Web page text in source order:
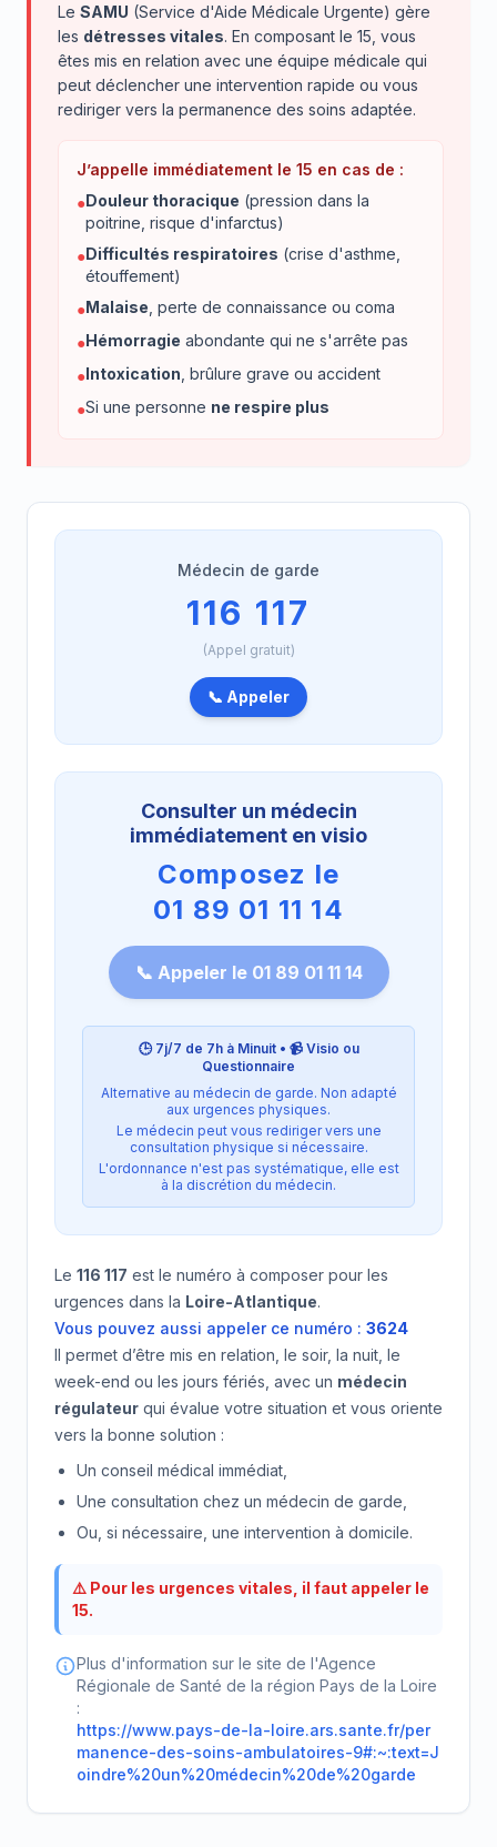
Le SAMU (Service d'Aide Médicale Urgente) gère
les détresses vitales. En composant le 15, vous
êtes mis en relation avec une équipe médicale qui
peut déclencher une intervention rapide ou vous
rediriger vers la permanence des soins adaptée.
J’appelle immédiatement le 15 en cas de :
●Douleur thoracique (pression dans la
poitrine, risque d'infarctus)
●Difficultés respiratoires (crise d'asthme,
étouffement)
●Malaise , perte de connaissance ou coma
●Hémorragie abondante qui ne s'arrête pas
●Intoxication , brûlure grave ou accident
●Si une personne ne respire plus
Médecin de garde
116 117
(Appel gratuit)
📞 Appeler
Consulter un médecin
immédiatement en visio
Composez le
01 89 01 11 14
📞 Appeler le 01 89 01 11 14
🕒 7j/7 de 7h à Minuit • 📹 Visio ou
Questionnaire
Alternative au médecin de garde. Non adapté
aux urgences physiques.
Le médecin peut vous rediriger vers une
consultation physique si nécessaire.
L'ordonnance n'est pas systématique, elle est
à la discrétion du médecin.
Le 116 117 est le numéro à composer pour les
urgences dans la Loire-Atlantique.
Vous pouvez aussi appeler ce numéro : 3624
Il permet d’être mis en relation, le soir, la nuit, le
week-end ou les jours fériés, avec un médecin
régulateur qui évalue votre situation et vous oriente
vers la bonne solution :
Un conseil médical immédiat,
Une consultation chez un médecin de garde,
Ou, si nécessaire, une intervention à domicile.
⚠️ Pour les urgences vitales, il faut appeler le
15.
Plus d'information sur le site de l'Agence
Régionale de Santé de la région Pays de la Loire
:
https://www.pays-de-la-loire.ars.sante.fr/per
manence-des-soins-ambulatoires-9#:~:text=J
oindre%20un%20médecin%20de%20garde